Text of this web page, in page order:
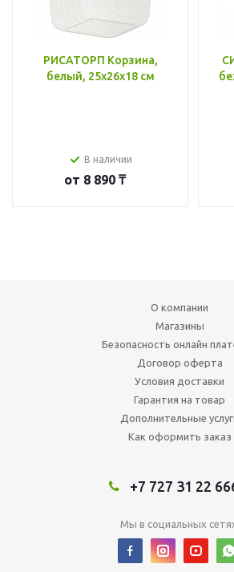
РИСАТОРП Корзина,
белый, 25x26x18 см
В наличии
от 8 890 ₸
О компании
Магазины
Безопасность онлайн
Договор оферта
Условия доставки
Гарантия на товар
Дополнительные
Как оформить заказ
+7 727 31 22
Мы в социальных